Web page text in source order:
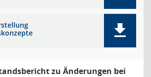
zu Änderungen bei